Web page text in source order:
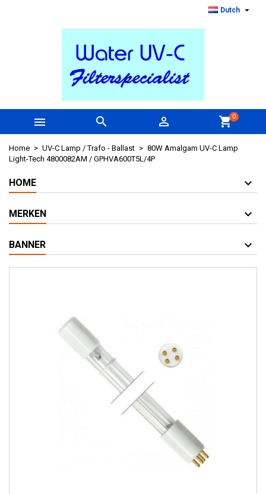
Dutch 
   shopping_cart0
Home UV-C Lamp / Trafo - Ballast
80W Amalgam UV-C Lamp
Light-Tech 4800082AM / GPHVA600T5L/4P
HOME
MERKEN
BANNER